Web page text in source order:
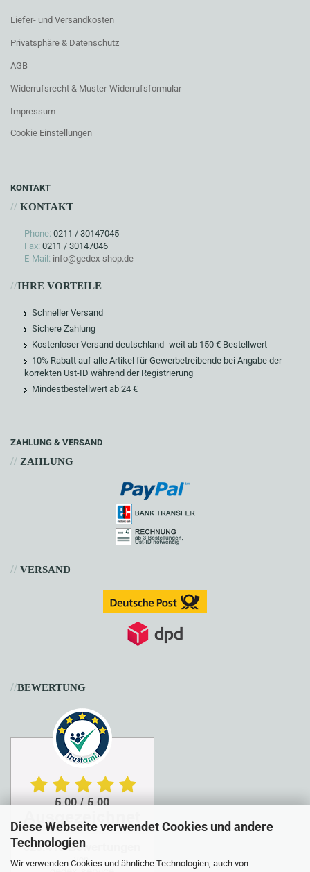
Diese Webseite verwendet Cookies und andere
Technologien
Wir verwenden Cookies und ähnliche Technologien, auch von
Liefer- und Versandkosten
Privatsphäre & Datenschutz
AGB
Widerrufsrecht & Muster-Widerrufsformular
Impressum
Cookie Einstellungen
KONTAKT
// KONTAKT
Phone: 0211 / 30147045
Fax: 0211 / 30147046
E-Mail: info@gedex-shop.de
//IHRE VORTEILE
Schneller Versand
Sichere Zahlung
Kostenloser Versand deutschland- weit ab 150 € Bestellwert
10% Rabatt auf alle Artikel für Gewerbetreibende bei Angabe der
korrekten Ust-ID während der Registrierung
Mindestbestellwert ab 24 €
ZAHLUNG & VERSAND
// ZAHLUNG
// VERSAND
//BEWERTUNG